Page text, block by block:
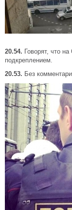
20.54. Говорят, что
подкреплением.
20.53. Без